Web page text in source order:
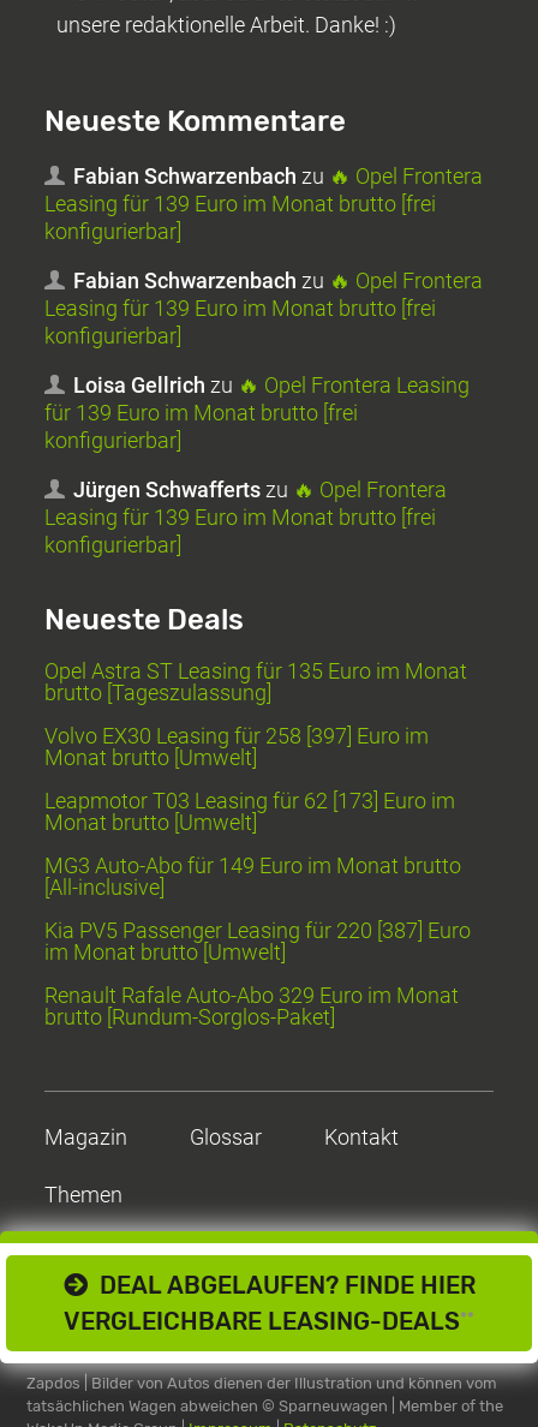
DEAL ABGELAUFEN? FINDE HIER
VERGLEICHBARE LEASING-DEALS**
unsere redaktionelle Arbeit. Danke! :)
Neueste Kommentare
Fabian Schwarzenbach zu 🔥 Opel Frontera
Leasing für 139 Euro im Monat brutto [frei
konfigurierbar]
Fabian Schwarzenbach zu 🔥 Opel Frontera
Leasing für 139 Euro im Monat brutto [frei
konfigurierbar]
Loisa Gellrich zu 🔥 Opel Frontera Leasing
für 139 Euro im Monat brutto [frei
konfigurierbar]
Jürgen Schwafferts zu 🔥 Opel Frontera
Leasing für 139 Euro im Monat brutto [frei
konfigurierbar]
Neueste Deals
Opel Astra ST Leasing für 135 Euro im Monat
brutto [Tageszulassung]
Volvo EX30 Leasing für 258 [397] Euro im
Monat brutto [Umwelt]
Leapmotor T03 Leasing für 62 [173] Euro im
Monat brutto [Umwelt]
MG3 Auto-Abo für 149 Euro im Monat brutto
[All-inclusive]
Kia PV5 Passenger Leasing für 220 [387] Euro
im Monat brutto [Umwelt]
Renault Rafale Auto-Abo 329 Euro im Monat
brutto [Rundum-Sorglos-Paket]
Magazin Glossar Kontakt
Themen
Zapdos | Bilder von Autos dienen der Illustration und können vom
tatsächlichen Wagen abweichen© Sparneuwagen | Member of the